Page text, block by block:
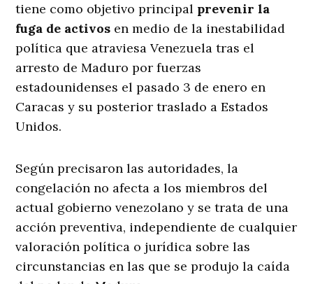
tiene como objetivo principal prevenir la
fuga de activos en medio de la inestabilidad
política que atraviesa Venezuela tras el
arresto de Maduro por fuerzas
estadounidenses el pasado 3 de enero en
Caracas y su posterior traslado a Estados
Unidos.
Según precisaron las autoridades, la
congelación no afecta a los miembros del
actual gobierno venezolano y se trata de una
acción preventiva, independiente de cualquier
valoración política o jurídica sobre las
circunstancias en las que se produjo la caída